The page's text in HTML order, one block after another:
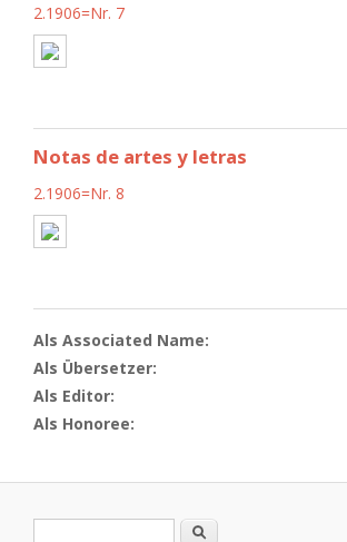
2.1906=Nr. 7
Notas de artes y letras
2.1906=Nr. 8
Als Associated Name:
Als Übersetzer:
Als Editor:
Als Honoree:
Search